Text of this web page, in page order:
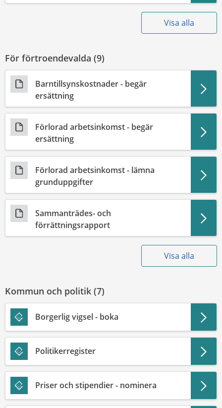
Visa alla
För förtroendevalda (9)
Barntillsynskostnader - begär
ersättning
Förlorad arbetsinkomst - begär
ersättning
Förlorad arbetsinkomst - lämna
grunduppgifter
Sammanträdes- och
förrättningsrapport
Visa alla
Kommun och politik (7)
Borgerlig vigsel - boka
Politikerregister
Priser och stipendier - nominera